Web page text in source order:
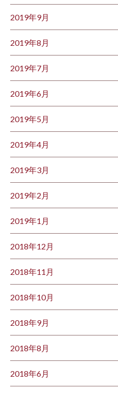
2019年9月
2019年8月
2019年7月
2019年6月
2019年5月
2019年4月
2019年3月
2019年2月
2019年1月
2018年12月
2018年11月
2018年10月
2018年9月
2018年8月
2018年6月